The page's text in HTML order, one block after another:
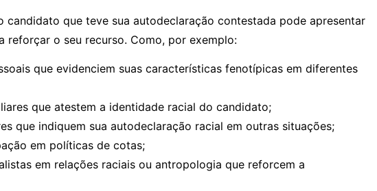
candidato que teve sua autodeclaração contestada pode apresentar
reforçar o seu recurso. Como, por exemplo:
que evidenciem suas características fenotípicas em diferentes
que atestem a identidade racial do candidato;
que indiquem sua autodeclaração racial em outras situações;
em políticas de cotas;
em relações raciais ou antropologia que reforcem a